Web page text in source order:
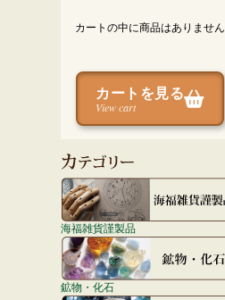
カートの中に商品はありません
カートを見る
View cart
海福雑貨謹製品
鉱物・化石